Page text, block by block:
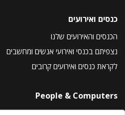
כנסים ואירועים
הכנסים והאירועים שלנו
נצפיתם בכנסי ואירועי אנשים ומחשבים
לקראת כנסים ואירועים קרובים
People & Computers
About Us